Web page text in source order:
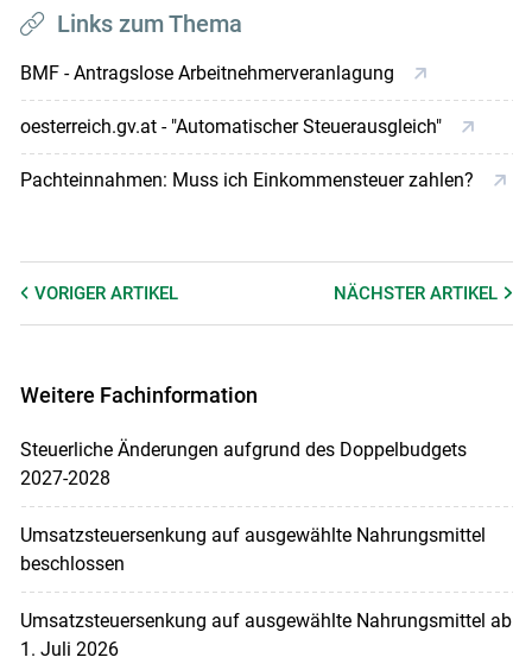
Links zum Thema
BMF - Antragslose Arbeitnehmerveranlagung
oesterreich.gv.at - "Automatischer Steuerausgleich"
Pachteinnahmen: Muss ich Einkommensteuer zahlen?
VORIGER ARTIKEL NÄCHSTERARTIKEL
Weitere Fachinformation
Steuerliche Änderungen aufgrund des Doppelbudgets
2027-2028
Umsatzsteuersenkung auf ausgewählte Nahrungsmittel
beschlossen
Umsatzsteuersenkung auf ausgewählte Nahrungsmittel ab
1. Juli 2026